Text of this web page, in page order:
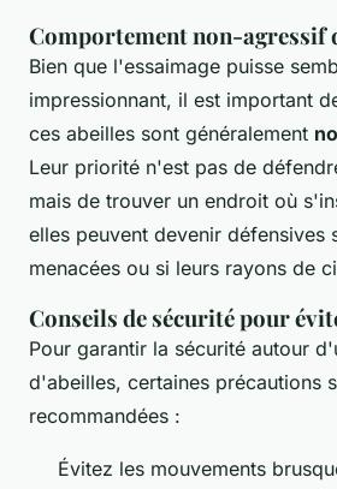
Comportement non-agressif
Bien que l'essaimage puisse
impressionnant, il est important
ces abeilles sont généralement
Leur priorité n'est pas de
mais de trouver un endroit où
elles peuvent devenir défensives
menacées ou si leurs rayons de
Conseils de sécurité pour
Pour garantir la sécurité autour
d'abeilles, certaines précautions
recommandées :
Évitez les mouvements